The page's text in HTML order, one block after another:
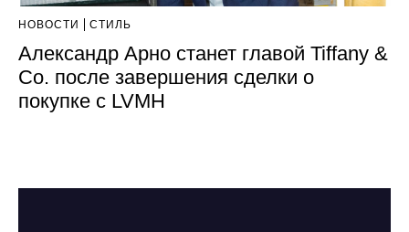
НОВОСТИ СТИЛЬ
Александр Арно станет главой Tiffany &
Co. после завершения сделки о
покупке с LVMH